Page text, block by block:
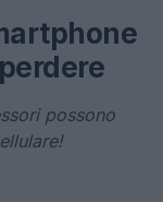
possono